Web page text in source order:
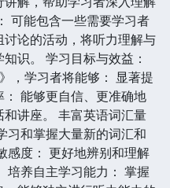
可能包含一些需要学习者
论的活动，将听力理解与
识。 学习目标与效益：
，学习者将能够： 显著提
能够更自信、更准确地
讲座。 丰富英语词汇量
习和掌握大量新的词汇和
感度： 更好地辨别和理解
培养自主学习能力： 掌握